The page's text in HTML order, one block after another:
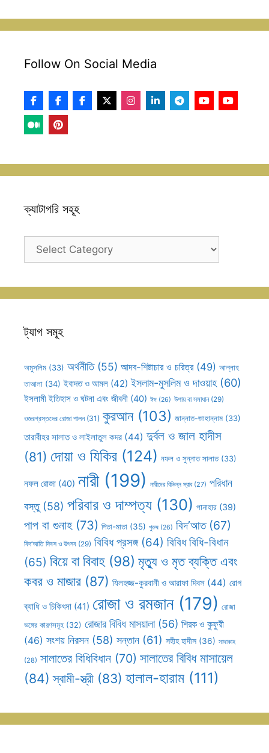
Follow On Social Media
ক্যাটাগরি সহূহ
ক্যাটাগরি
ট্যাগ সমূহ
অমুসলিম (33) অর্থনীতি(55) আদব-শিষ্টাচার ও চরিত্র(49) আল্লাহ
তাআলা (34) ইবাদত ও আমল (42) ইসলাম-মুসলিম ও দাওয়াহ(60)
ইসলামী ইতিহাস ও ঘটনা এবং জীবনী (40) ঈদ (26) উপায় বা সমাধান(29)
ওজরগ্রস্তদের রোজা পালন(31) কুরআন(103) জান্নাত-জাহান্নাম (33)
তারাবীহর সালাত ও লাইলাতুল কদর (44) দুর্বল ও জাল হাদীস
(81) দোয়া ও যিকির (124) নফল ও সুন্নাত সালাত(33)
নফল রোজা (40) নারী(199) নারীদের বিভিন্ন স্রাব(27) পরিধান
বস্তু(58) পরিবার ও দাম্পত্য (130) পানাহার (39)
পাপ বা গুনাহ(73) পিতা-মাতা (35) পুরুষ (26) বিদ’আত(67)
বিদ’আতি দিবস ও উৎসব (29) বিবিধ প্রসঙ্গ(64) বিবিধ বিধি-বিধান
(65) বিয়ে বা বিবাহ (98) মৃত্যু ও মৃত ব্যক্তি এবং
কবর ও মাজার (87) যিলহজ্জ-কুরবানী ও আরাফা দিবস (44) রোগ
ব্যাধি ও চিকিৎসা (41) রোজা ও রমজান(179) রোজা
ভঙ্গের কারণসমূহ (32) রোজার বিবিধ মাসয়ালা(56) শিরক ও কুফুরী
(46) সংশয় নিরসন (58) সন্তান (61) সহীহ হাদীস (36) সাদাকাহ
(28) সালাতের বিধিবিধান (70) সালাতের বিবিধ মাসায়েল
(84) স্বামী-স্ত্রী (83) হালাল-হারাম (111)